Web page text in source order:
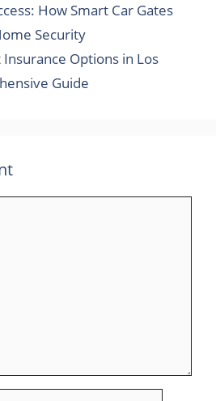
How Smart Car Gates
Security
Options in Los
Guide